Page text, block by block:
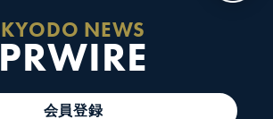
KYODO NEWS
PRWIRE
会員登録